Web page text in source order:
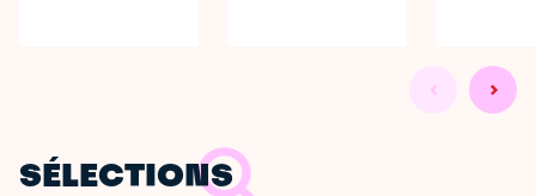
SÉLECTIONS